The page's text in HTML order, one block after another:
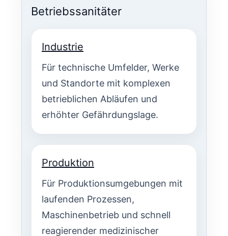
Betriebssanitäter
Industrie
Für technische Umfelder, Werke
und Standorte mit komplexen
betrieblichen Abläufen und
erhöhter Gefährdungslage.
Produktion
Für Produktionsumgebungen mit
laufenden Prozessen,
Maschinenbetrieb und schnell
reagierender medizinischer